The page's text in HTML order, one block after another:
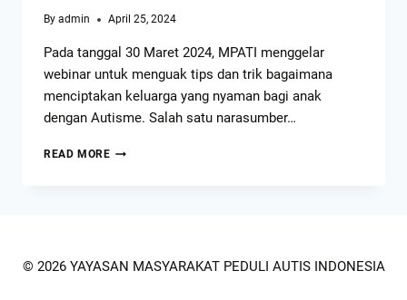
By admin April 25, 2024
Pada tanggal 30 Maret 2024, MPATI menggelar
webinar untuk menguak tips dan trik bagaimana
menciptakan keluarga yang nyaman bagi anak
dengan Autisme. Salah satu narasumber…
READ MORE
© 2026 YAYASAN MASYARAKAT PEDULI AUTIS INDONESIA